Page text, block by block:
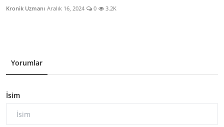
Kronik Uzmanı Aralık 16, 2024 0 3.2K
Yorumlar
İsim